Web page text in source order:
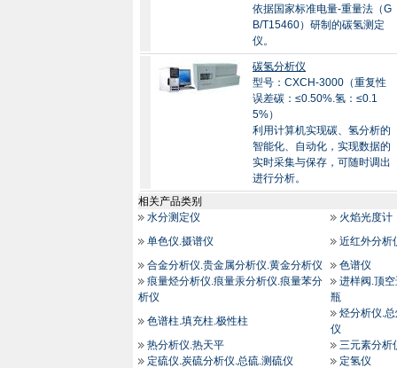
依据国家标准电量-重量法（G
B/T15460）研制的碳氢测定
仪。
碳氢分析仪
型号：CXCH-3000（重复性
误差碳：≤0.50%.氢：≤0.1
5%）
利用计算机实现碳、氢分析的
智能化、自动化，实现数据的
实时采集与保存，可随时调出
进行分析。
相关产品类别
水分测定仪
火焰光度计
单色仪.摄谱仪
近红外分析
合金分析仪.贵金属分析仪.黄金分析仪
色谱仪
痕量烃分析仪.痕量汞分析仪.痕量苯分
析仪
进样阀.顶
瓶
色谱柱.填充柱.极性柱
烃分析仪.
仪
热分析仪.热天平
三元素分析
定硫仪.炭硫分析仪.总硫.测硫仪
定氢仪